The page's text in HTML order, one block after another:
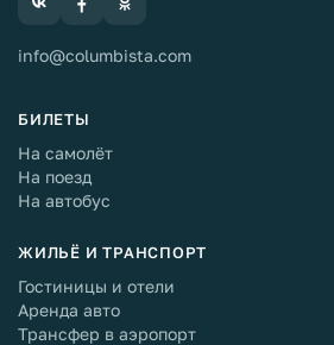
info@columbista.com
БИЛЕТЫ
На самолёт
На поезд
На автобус
ЖИЛЬЁ И ТРАНСПОРТ
Гостиницы и отели
Аренда авто
Трансфер в аэропорт